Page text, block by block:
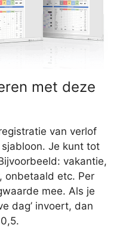
met deze
van verlof
Je kunt tot
vakantie,
onbetaald etc. Per
mee. Als je
dag’ invoert, dan